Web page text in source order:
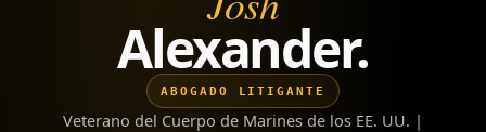
Alexander.
ABOGADO LITIGANTE
Veterano del Cuerpo de Marines de los EE. UU. |